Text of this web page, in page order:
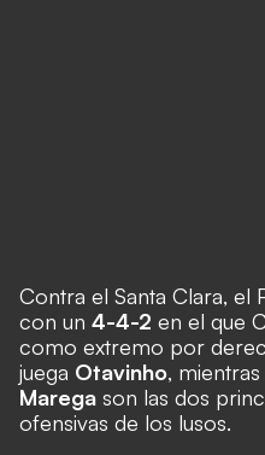
Contra el Santa Clara, el
con un 4-4-2 en el que
como extremo por
juega Otavinho, mientras
Marega son las dos
ofensivas de los lusos.